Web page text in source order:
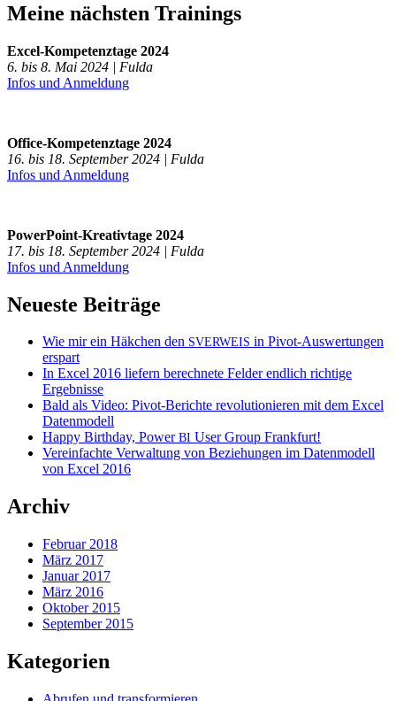
Meine nächsten Trainings
Excel-Kompetenztage 2024
6. bis 8. Mai 2024 | Fulda
Infos und Anmeldung
Office-Kompetenztage 2024
16. bis 18. September 2024 | Fulda
Infos und Anmeldung
PowerPoint-Kreativtage 2024
17. bis 18. September 2024 | Fulda
Infos und Anmeldung
Neueste Beiträge
Wie mir ein Häkchen den SVERWEIS in Pivot-Auswertungen
erspart
In Excel 2016 liefern berechnete Felder endlich richtige
Ergebnisse
Bald als Video: Pivot-Berichte revolutionieren mit dem Excel
Datenmodell
Happy Birthday, PowerBI User Group Frankfurt!
Vereinfachte Verwaltung von Beziehungen im Datenmodell
von Excel 2016
Archiv
Februar 2018
März 2017
Januar 2017
März 2016
Oktober 2015
September 2015
Kategorien